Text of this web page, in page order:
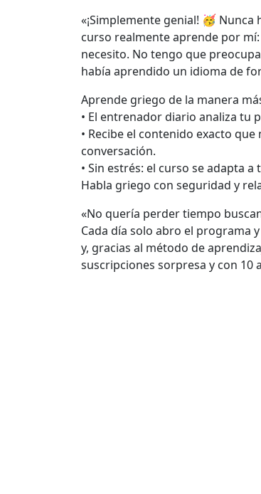
«¡Simplemente genial! 🥳
curso realmente aprende por
necesito. No tengo que
había aprendido un idioma de
Aprende griego de la manera
• El entrenador diario analiza tu
• Recibe el contenido exacto
conversación.
• Sin estrés: el curso se adapta a
Habla griego con seguridad y
«No quería perder tiempo
Cada día solo abro el programa
y, gracias al método de
suscripciones sorpresa y con 10